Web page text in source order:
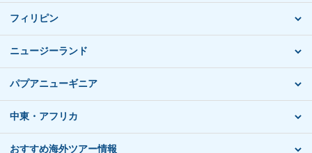
フィリピン
ニュージーランド
パプアニューギニア
中東・アフリカ
おすすめ海外ツアー情報